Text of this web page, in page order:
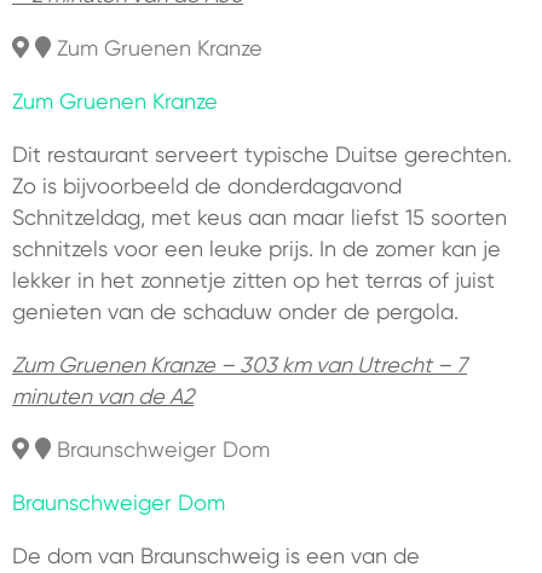
Zum Gruenen Kranze
Zum Gruenen Kranze
Dit restaurant serveert typische Duitse gerechten.
Zo is bijvoorbeeld de donderdagavond
Schnitzeldag, met keus aan maar liefst 15 soorten
schnitzels voor een leuke prijs. In de zomer kan je
lekker in het zonnetje zitten op het terras of juist
genieten van de schaduw onder de pergola.
Zum Gruenen Kranze – 303 km van Utrecht – 7
minuten van de A2
Braunschweiger Dom
Braunschweiger Dom
De dom van Braunschweig is een van de